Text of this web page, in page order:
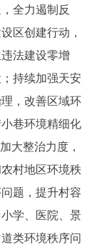
全力遏制反
区创建行动，
法建设零增
持续加强天安
，改善区域环
巷环境精细化
大整治力度，
村地区环境秩
题，提升村容
学、医院、景
类环境秩序问